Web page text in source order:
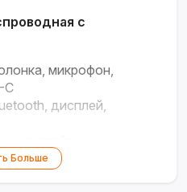
с
микрофон,
C
дисплей,
(аккумулятор)
Больше